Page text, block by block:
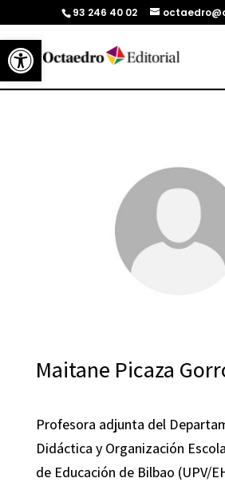
Abrir barra de herramientas
93 246 40 02
Maitane Picaza
Profesora adjunta del
Didáctica y Organización
de Educación de Bilbao (UPV/